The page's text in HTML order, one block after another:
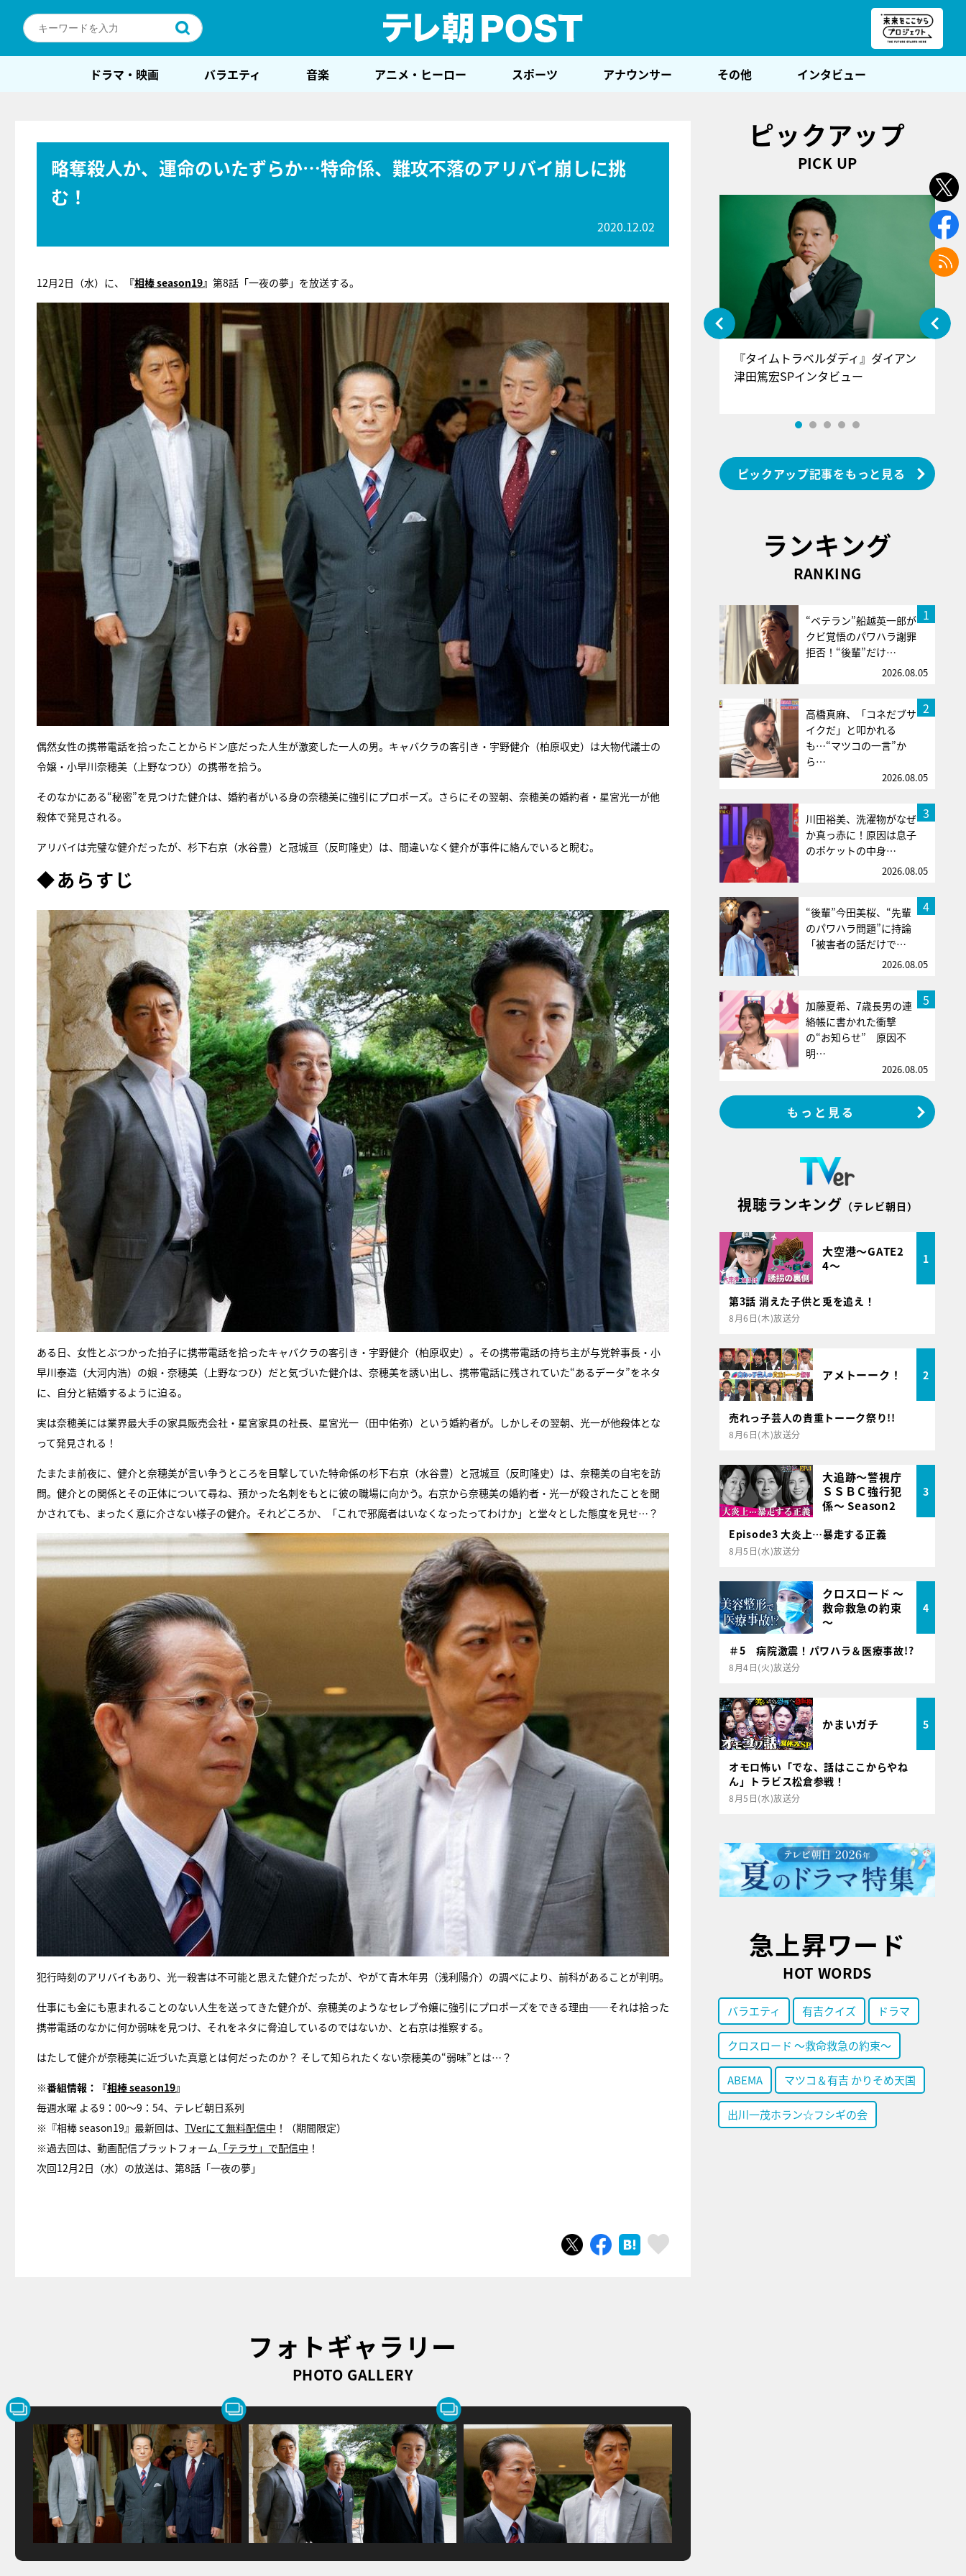
ドラマ・映画 バラエティ 音楽 アニメ・ヒーロー スポーツ アナウンサー その他 インタビュー
略奪殺人か、運命のいたずらか…特命係、難攻不落のアリバイ崩しに挑
む！
2020.12.02
12月2日（水）に、 『相棒 season19』 第8話「一夜の夢」を放送する。
偶然女性の携帯電話を拾ったことからドン底だった人生が激変した一人の男。キャバクラの客引き・宇野健介（柏原収史）は大物代議士の
令嬢・小早川奈穂美（上野なつひ）の携帯を拾う。
そのなかにある“秘密”を見つけた健介は、婚約者がいる身の奈穂美に強引にプロポーズ。さらにその翌朝、奈穂美の婚約者・星宮光一が他
殺体で発見される。
アリバイは完璧な健介だったが、杉下右京（水谷豊）と冠城亘（反町隆史）は、間違いなく健介が事件に絡んでいると睨む。
◆あらすじ
ある日、女性とぶつかった拍子に携帯電話を拾ったキャバクラの客引き・宇野健介（柏原収史）。その携帯電話の持ち主が与党幹事長・小
早川泰造（大河内浩）の娘・奈穂美（上野なつひ）だと気づいた健介は、奈穂美を誘い出し、携帯電話に残されていた“あるデータ”をネタ
に、自分と結婚するように迫る。
実は奈穂美には業界最大手の家具販売会社・星宮家具の社長、星宮光一（田中佑弥）という婚約者が。しかしその翌朝、光一が他殺体とな
って発見される！
たまたま前夜に、健介と奈穂美が言い争うところを目撃していた特命係の杉下右京（水谷豊）と冠城亘（反町隆史）は、奈穂美の自宅を訪
問。健介との関係とその正体について尋ね、預かった名刺をもとに彼の職場に向かう。右京から奈穂美の婚約者・光一が殺されたことを聞
かされても、まったく意に介さない様子の健介。それどころか、「これで邪魔者はいなくなったってわけか」と堂々とした態度を見せ…？
犯行時刻のアリバイもあり、光一殺害は不可能と思えた健介だったが、やがて青木年男（浅利陽介）の調べにより、前科があることが判明。
仕事にも金にも恵まれることのない人生を送ってきた健介が、奈穂美のようなセレブ令嬢に強引にプロポーズをできる理由――それは拾った
携帯電話のなかに何か弱味を見つけ、それをネタに脅迫しているのではないか、と右京は推察する。
はたして健介が奈穂美に近づいた真意とは何だったのか？ そして知られたくない奈穂美の“弱味”とは…？
※番組情報：『相棒 season19』
毎週水曜 よる9：00〜9：54、テレビ朝日系列
※『相棒 season19』最新回は、 TVerにて無料配信中 ！（期間限定）
※過去回は、動画配信プラットフォーム 「テラサ」で配信中 ！
次回12月2日（水）の放送は、第8話「一夜の夢」
ツイートシェア はてブ
フォトギャラリー
PHOTO GALLERY
ピックアップ
PICK UP
『アイ＝ラブ！げーみんぐ』＝LOV
E齋藤樹愛羅＆佐々木舞香SPインタ
ビュー
『タイムトラベルダディ』ダイアン
津田篤宏SPインタビュー
ピックアップ記事をもっと見る
ランキング
RANKING
1
“ベテラン”船越英一郎が
クビ覚悟のパワハラ謝罪
拒否！“後輩”だけ…
2026.08.05
2
高橋真麻、「コネだブサ
イクだ」と叩かれる
も…“マツコの一言”か
ら…
2026.08.05
3
川田裕美、洗濯物がなぜ
か真っ赤に！原因は息子
のポケットの中身…
2026.08.05
4
“後輩”今田美桜、“先輩
のパワハラ問題”に持論
「被害者の話だけで…
2026.08.05
5
加藤夏希、7歳長男の連
絡帳に書かれた衝撃
の“お知らせ” 原因不
明…
2026.08.05
もっと見る
視聴ランキング （テレビ朝日）
大空港～GATE2
4～
1
第3話 消えた子供と兎を追え！
8月6日(木)放送分
アメトーーク！ 2
売れっ子芸人の貴重トーーク祭り!!
8月6日(木)放送分
大追跡～警視庁
ＳＳＢＣ強行犯
係～ Season2
3
Episode3 大炎上…暴走する正義
8月5日(水)放送分
クロスロード ～
救命救急の約束
～
4
＃5 病院激震！パワハラ＆医療事故!?
8月4日(火)放送分
かまいガチ 5
オモロ怖い「でな、話はここからやね
ん」トラビス松倉参戦！
8月5日(水)放送分
急上昇ワード
HOT WORDS
バラエティ 有吉クイズ ドラマ
クロスロード ～救命救急の約束～
ABEMA マツコ＆有吉 かりそめ天国
出川一茂ホラン☆フシギの会